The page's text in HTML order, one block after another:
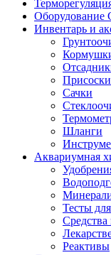
Оборудование
Инвентарь и
Присоски
Сачки
Шланги
Аквариумная
Тесты
Средства
Реактивы